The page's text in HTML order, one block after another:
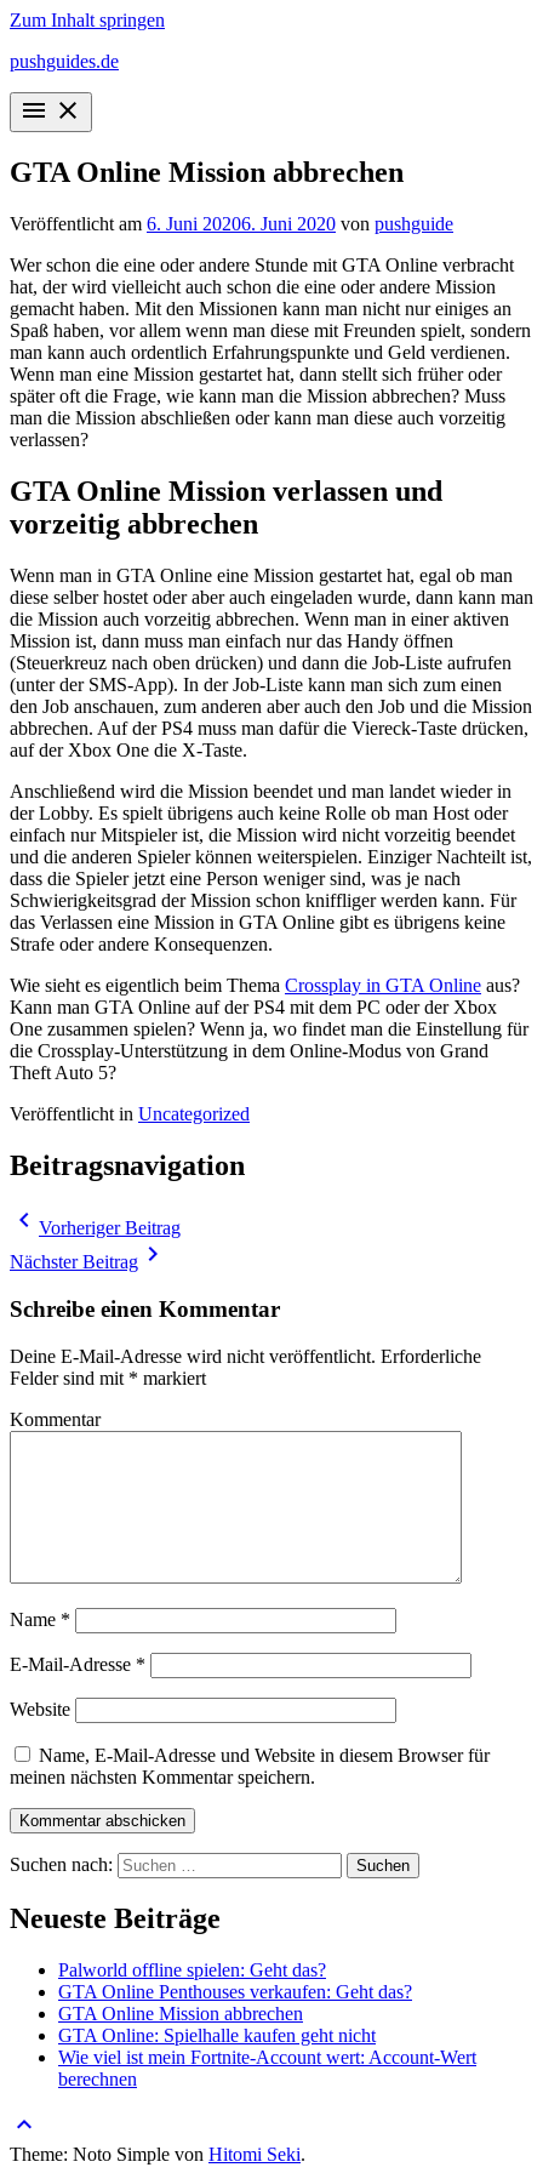
Zum Inhalt springen
pushguides.de
menu close
GTA Online Mission abbrechen
Veröffentlicht am 6. Juni 20206. Juni 2020 von pushguide
Wer schon die eine oder andere Stunde mit GTA Online verbracht
hat, der wird vielleicht auch schon die eine oder andere Mission
gemacht haben. Mit den Missionen kann man nicht nur einiges an
Spaß haben, vor allem wenn man diese mit Freunden spielt, sondern
man kann auch ordentlich Erfahrungspunkte und Geld verdienen.
Wenn man eine Mission gestartet hat, dann stellt sich früher oder
später oft die Frage, wie kann man die Mission abbrechen? Muss
man die Mission abschließen oder kann man diese auch vorzeitig
verlassen?
GTA Online Mission verlassen und
vorzeitig abbrechen
Wenn man in GTA Online eine Mission gestartet hat, egal ob man
diese selber hostet oder aber auch eingeladen wurde, dann kann man
die Mission auch vorzeitig abbrechen. Wenn man in einer aktiven
Mission ist, dann muss man einfach nur das Handy öffnen
(Steuerkreuz nach oben drücken) und dann die Job-Liste aufrufen
(unter der SMS-App). In der Job-Liste kann man sich zum einen
den Job anschauen, zum anderen aber auch den Job und die Mission
abbrechen. Auf der PS4 muss man dafür die Viereck-Taste drücken,
auf der Xbox One die X-Taste.
Anschließend wird die Mission beendet und man landet wieder in
der Lobby. Es spielt übrigens auch keine Rolle ob man Host oder
einfach nur Mitspieler ist, die Mission wird nicht vorzeitig beendet
und die anderen Spieler können weiterspielen. Einziger Nachteilt ist,
dass die Spieler jetzt eine Person weniger sind, was je nach
Schwierigkeitsgrad der Mission schon kniffliger werden kann. Für
das Verlassen eine Mission in GTA Online gibt es übrigens keine
Strafe oder andere Konsequenzen.
Wie sieht es eigentlich beim Thema Crossplay in GTA Online aus?
Kann man GTA Online auf der PS4 mit dem PC oder der Xbox
One zusammen spielen? Wenn ja, wo findet man die Einstellung für
die Crossplay-Unterstützung in dem Online-Modus von Grand
Theft Auto 5?
Veröffentlicht in Uncategorized
Beitragsnavigation
navigate_before Vorheriger Beitrag
Nächster Beitrag navigate_next
Schreibe einen Kommentar
Deine E-Mail-Adresse wird nicht veröffentlicht. Erforderliche
Felder sind mit * markiert
Kommentar
Name *
E-Mail-Adresse *
Website
Name, E-Mail-Adresse und Website in diesem Browser für
meinen nächsten Kommentar speichern.
Suchen nach:
Neueste Beiträge
Palworld offline spielen: Geht das?
GTA Online Penthouses verkaufen: Geht das?
GTA Online Mission abbrechen
GTA Online: Spielhalle kaufen geht nicht
Wie viel ist mein Fortnite-Account wert: Account-Wert
berechnen
keyboard_arrow_up
Theme: Noto Simple von Hitomi Seki.